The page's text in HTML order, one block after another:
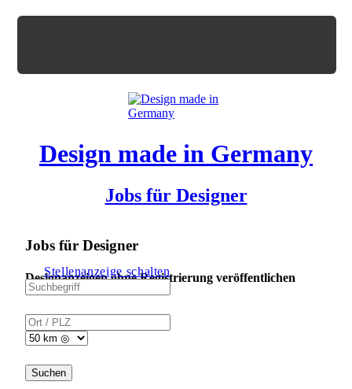
Design made in Germany
Jobs für Designer
Jobs für Designer
Designanzeigen ohne Registrierung veröffentlichen
Stellenanzeige schalten